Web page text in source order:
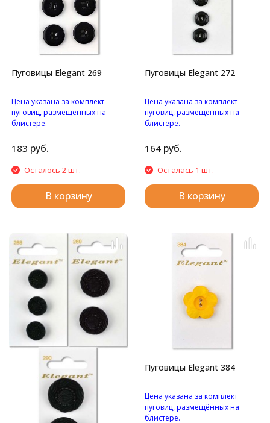
Пуговицы Elegant 269
Цена указана за комплект
пуговиц, размещённых на
блистере.
отверстиями.
183 руб.
Осталось 2 шт.
В корзину
Пуговицы Elegant 272
Цена указана за комплект
пуговиц, размещённых на
блистере.
отверстиями.
164 руб.
Осталась 1 шт.
В корзину
Пуговицы Elegant 384
Цена указана за комплект
пуговиц, размещённых на
блистере.